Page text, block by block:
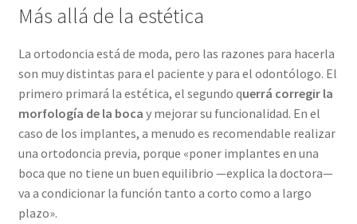
Más allá de la estética
La ortodoncia está de moda, pero las razones para hacerla
son muy distintas para el paciente y para el odontólogo. El
primero primará la estética, el segundo querrá corregir la
morfología de la boca y mejorar su funcionalidad. En el
caso de los implantes, a menudo es recomendable realizar
una ortodoncia previa, porque «poner implantes en una
boca que no tiene un buen equilibrio —explica la doctora—
va a condicionar la función tanto a corto como a largo
plazo».